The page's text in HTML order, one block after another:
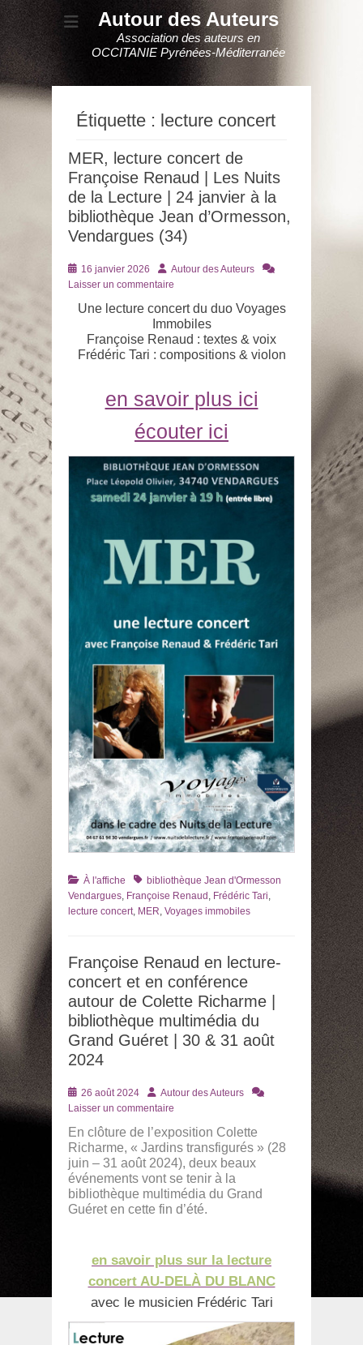
Autour des Auteurs
Association des auteurs en
OCCITANIE Pyrénées-Méditerranée
Étiquette : lecture concert
MER, lecture concert de
Françoise Renaud | Les Nuits
de la Lecture | 24 janvier à la
bibliothèque Jean d’Ormesson,
Vendargues (34)
Posté
le
16 janvier 2026 AuteurAutour des Auteurs
Laisser un commentaire
Une lecture concert du duo Voyages
Immobiles
Françoise Renaud : textes & voix
Frédéric Tari : compositions & violon
en savoir plus ici
écouter ici
Catégories
À l'affiche Tagsbibliothèque Jean d'Ormesson
Vendargues Françoise Renaud Frédéric Tari
lecture concert MER Voyages immobiles
Françoise Renaud en lecture-
concert et en conférence
autour de Colette Richarme |
bibliothèque multimédia du
Grand Guéret | 30 & 31 août
2024
Posté
le
26 août 2024 AuteurAutour des Auteurs
Laisser un commentaire
En clôture de l’exposition Colette
Richarme, « Jardins transfigurés » (28
juin – 31 août 2024), deux beaux
événements vont se tenir à la
bibliothèque multimédia du Grand
Guéret en cette fin d’été.
en savoir plus sur la lecture
concert AU-DELÀ DU BLANC
avec le musicien Frédéric Tari